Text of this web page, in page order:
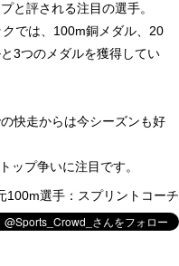
と評される注目の選手。
では、100m銅メダル、20
3つのメダルを獲得してい
快走からは今シーズンも好
ップ争いに注目です。
100m選手：スプリントコーチ